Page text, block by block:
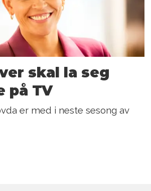
skal la seg
på TV
er med i neste sesong av